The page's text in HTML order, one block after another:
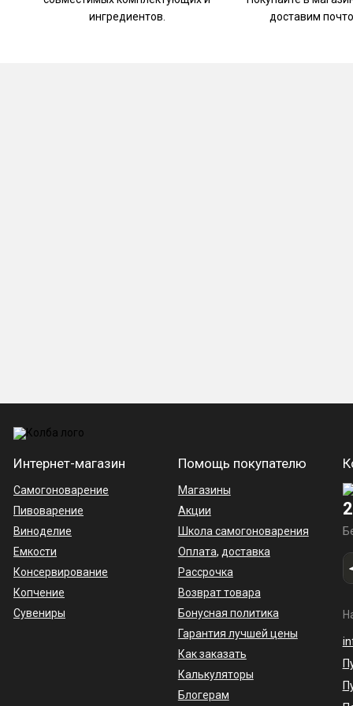
Инструкция по работе с приложением.
Комплектация
Автоматика:
Блок питания — 1 шт.
Модуль автоматики + термодатчик — 1 шт.
Скоба для фиксации штуцеров — 1 шт.
Саморез — 2 шт.
ингредиентов.
доставим
Интернет-магазин
Самогоноварение
Пивоварение
Виноделие
Емкости
Консервирование
Копчение
Сувениры
Помощь покупателю
Магазины
Акции
Школа самогоноварения
Оплата, доставка
Рассрочка
Возврат товара
Бонусная политика
Гарантия лучшей цены
Как заказать
Калькуляторы
Блогерам